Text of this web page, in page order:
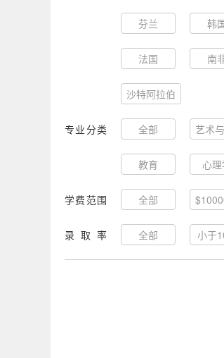
芬兰 韩
法国 南
沙特阿拉伯
专业分类 全部 艺术
教育 心
学费范围 全部
录取率 全部 小于